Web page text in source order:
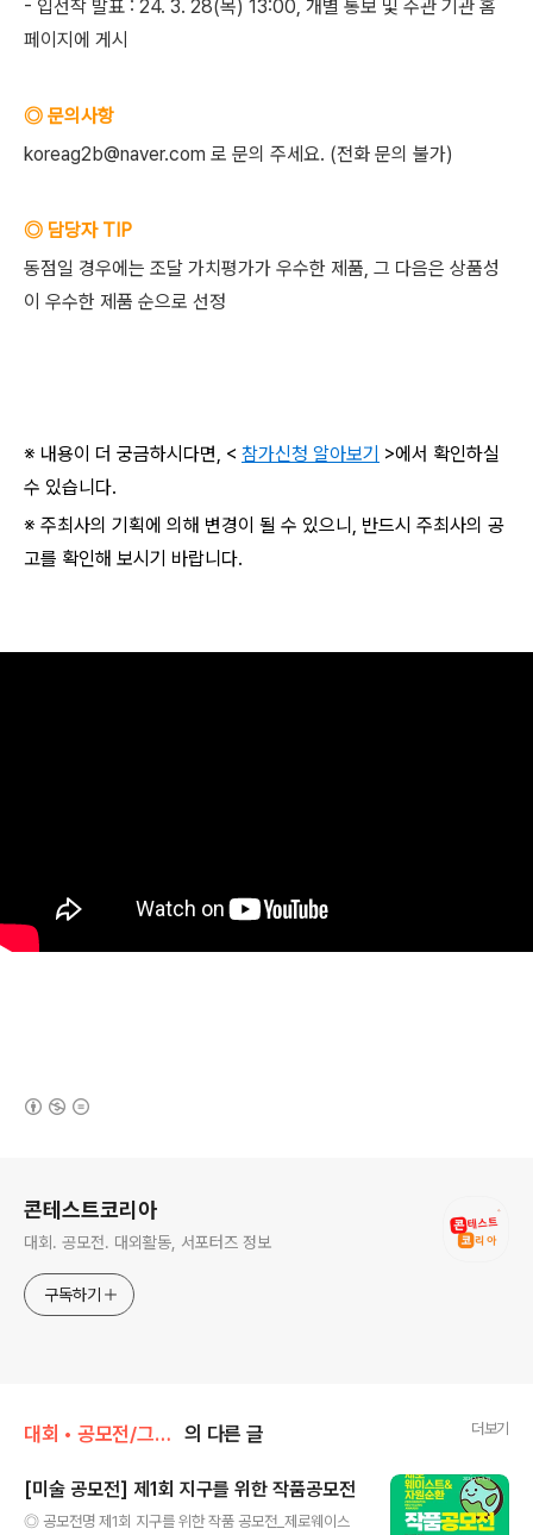
- 입선작 발표 : 24. 3. 28(목) 13:00, 개별 통보 및 주관 기관 홈
페이지에 게시
◎ 문의사항
koreag2b@naver.com 로 문의 주세요. (전화 문의 불가)
◎ 담당자 TIP
동점일 경우에는 조달 가치평가가 우수한 제품, 그 다음은 상품성
이 우수한 제품 순으로 선정
※ 내용이 더 궁금하시다면, < 참가신청 알아보기 >에서 확인하실
수 있습니다.
※ 주최사의 기획에 의해 변경이 될 수 있으니, 반드시 주최사의 공
고를 확인해 보시기 바랍니다.
콘테스트코리아
대회. 공모전. 대외활동, 서포터즈 정보
구독하기
대회 • 공모전/그림 • 미술 • 디자인 • 웹툰. 의 다른 글 더보기
[미술 공모전] 제1회 지구를 위한 작품공모전
◎ 공모전명 제1회 지구를 위한 작품 공모전_제로웨이스